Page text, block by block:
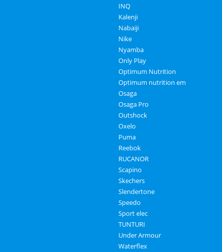
INQ
Kalenji
Nabaiji
Nike
Nyamba
Only Play
Optimum Nutrition
Optimum nutrition em
Osaga
Osaga Pro
Outshock
Oxelo
Puma
Reebok
RUCANOR
Scapino
Skechers
Slendertone
Speedo
Sport elec
TUNTURI
Under Armour
Waterflex